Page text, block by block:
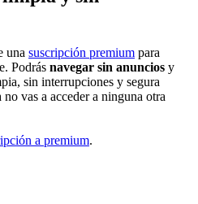
una suscripción premium para
Podrás navegar sin anuncios y
sin interrupciones y segura
no vas a acceder a ninguna otra
a premium.